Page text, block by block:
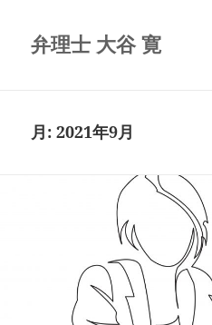
弁理士 大谷 寛
月:2021年9月